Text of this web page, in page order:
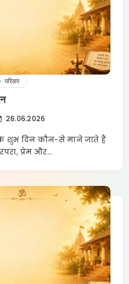
परिवार
26.06.2026
शुभ दिन कौन-से माने जाते हैं
प्रेम और…